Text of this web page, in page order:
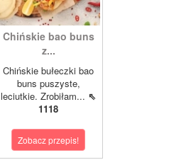
Chińskie bao buns
z...
Chińskie bułeczki bao
buns puszyste,
leciutkie. Zrobiłam... ⇖
1118
Zobacz przepis!